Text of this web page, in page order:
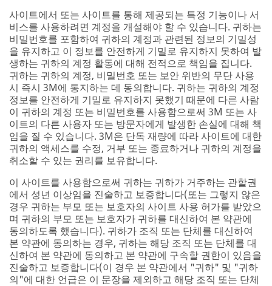
사이트에서 또는 사이트를 통해 제공되는 특정 기능이나 서
비스를 사용하려면 계정을 개설해야 할 수 있습니다. 귀하는
비밀번호를 포함하여 귀하의 계정과 관련된 정보의 기밀성
을 유지하고 이 정보를 안전하게 기밀로 유지하지 못하여 발
생하는 귀하의 계정 활동에 대해 전적으로 책임을 집니다.
귀하는 귀하의 계정, 비밀번호 또는 보안 위반의 무단 사용
시 즉시 3M에 통지하는 데 동의합니다. 귀하는 귀하의 계정
정보를 안전하게 기밀로 유지하지 못했기 때문에 다른 사람
이 귀하의 계정 또는 비밀번호를 사용함으로써 3M 또는 사
이트의 다른 사용자 또는 방문자에게 발생한 손실에 대해 책
임을 질 수 있습니다. 3M은 단독 재량에 따라 사이트에 대한
귀하의 액세스를 수정, 거부 또는 종료하거나 귀하의 계정을
취소할 수 있는 권리를 보유합니다.
이 사이트를 사용함으로써 귀하는 귀하가 거주하는 관할권
에서 성년 이상임을 진술하고 보증합니다(또는 그렇지 않은
경우 귀하는 부모 또는 보호자의 사이트 사용 허가를 받았으
며 귀하의 부모 또는 보호자가 귀하를 대신하여 본 약관에
동의하도록 했습니다). 귀하가 조직 또는 단체를 대신하여
본 약관에 동의하는 경우, 귀하는 해당 조직 또는 단체를 대
신하여 본 약관에 동의하고 본 약관에 구속할 권한이 있음을
진술하고 보증합니다(이 경우 본 약관에서 "귀하" 및 "귀하
의"에 대한 언급은 이 문장을 제외하고 해당 조직 또는 단체